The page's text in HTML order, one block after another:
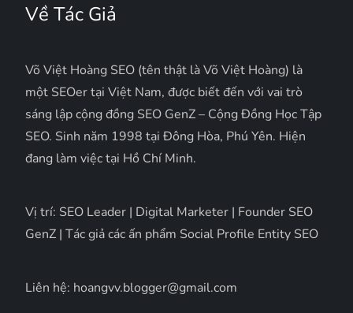
Về Tác Giả
Võ Việt Hoàng SEO (tên thật là Võ Việt Hoàng) là
một SEOer tại Việt Nam, được biết đến với vai trò
sáng lập cộng đồng SEO GenZ – Cộng Đồng Học Tập
SEO. Sinh năm 1998 tại Đông Hòa, Phú Yên. Hiện
đang làm việc tại Hồ Chí Minh.
Vị trí: SEO Leader | Digital Marketer | Founder SEO
GenZ | Tác giả các ấn phẩm Social Profile Entity SEO
Liên hệ: hoangvv.blogger@gmail.com